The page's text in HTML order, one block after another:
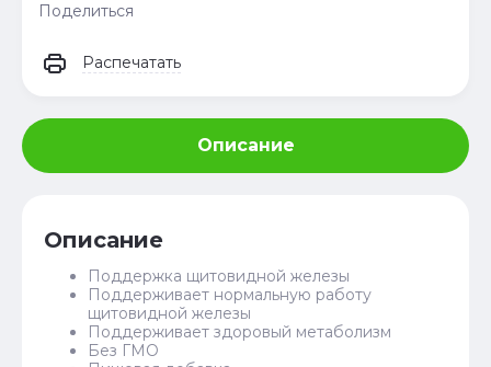
Поделиться
Распечатать
Описание
Описание
Поддержка щитовидной железы
Поддерживает нормальную работу
щитовидной железы
Поддерживает здоровый метаболизм
Без ГМО